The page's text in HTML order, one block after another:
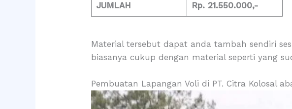
JUMLAH Rp. 21.550.000,-
Material tersebut dapat anda tambah sendiri
biasanya cukup dengan material seperti yang
Pembuatan Lapangan Voli di PT. Citra Kolosal